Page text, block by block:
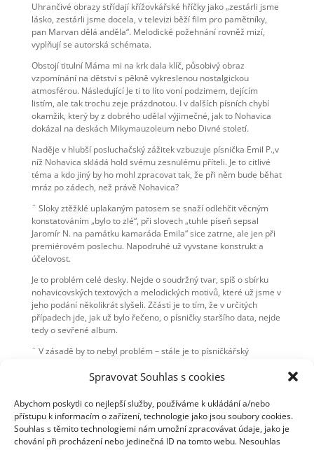
Spravovat Souhlas s cookies
Abychom poskytli co nejlepší služby, používáme k ukládání a/nebo
přístupu k informacím o zařízení, technologie jako jsou soubory cookies.
Souhlas s těmito technologiemi nám umožní zpracovávat údaje, jako je
chování při procházení nebo jedinečná ID na tomto webu. Nesouhlas
Uhrančivé obrazy střídají křížovkářské hříčky jako „zestárli jsme
lásko, zestárli jsme docela, v televizi běží film pro pamětníky,
pan Marvan dělá anděla“. Melodické požehnání rovněž mizí,
vyplňují se autorská schémata.
Obstojí titulní Máma mi na krk dala klíč, působivý obraz
vzpomínání na dětství s pěkně vykreslenou nostalgickou
atmosférou. Následující Je ti to líto voní podzimem, tlejícím
listím, ale tak trochu zeje prázdnotou. I v dalších písních chybí
okamžik, který by z dobrého udělal výjimečné, jak to Nohavica
dokázal na deskách Mikymauzoleum nebo Divné století.
Naděje v hlubší posluchačský zážitek vzbuzuje písnička Emil P.,v
níž Nohavica skládá hold svému zesnulému příteli. Je to citlivé
téma a kdo jiný by ho mohl zpracovat tak, že při něm bude běhat
mráz po zádech, než právě Nohavica?
¨ Sloky ztěžklé uplakaným patosem se snaží odlehčit věcným
konstatováním „bylo to zlé“, při slovech „tuhle píseň sepsal
Jaromír N. na památku kamaráda Emila“ sice zatrne, ale jen při
premiérovém poslechu. Napodruhé už vyvstane konstrukt a
účelovost.
Je to problém celé desky. Nejde o soudržný tvar, spíš o sbírku
nohavicovských textových a melodických motivů, které už jsme v
jeho podání několikrát slyšeli. Zčásti je to tím, že v určitých
případech jde, jak už bylo řečeno, o písničky staršího data, nejde
tedy o sevřené album.
¨ V zásadě by to nebyl problém – stále je to písničkářský
kde každá maličkost má svou roli, by prostě člověk čekal víc.
Vladimir Vysockij byl Nohavicovým velkým idolem, ale rusky
zpívaný refrén „menja zovut Jarek, a kak těbja drug moj“ prostě
nemá sílu Petěrburgu z Divného století, která „ruskou“ náladu
vykresluje lépe a lehčeji, bez použití těžkopádných doslovností.